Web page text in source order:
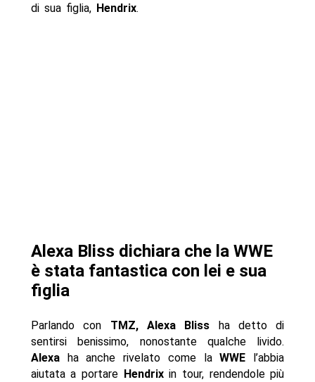
di sua figlia, Hendrix.
Alexa Bliss dichiara che la WWE
è stata fantastica con lei e sua
figlia
Parlando con TMZ, Alexa Bliss ha detto di
sentirsi benissimo, nonostante qualche livido.
Alexaha anche rivelato come laWWE l’abbia
aiutata a portare Hendrixin tour, rendendole più